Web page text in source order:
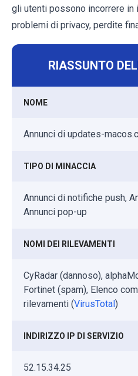
gli utenti possono incorrere
problemi di privacy, perdite
RIASSUNTO
NOME
Annunci di updates-
TIPO DI MINACCIA
Annunci di notifiche push,
Annunci pop-up
NOMI DEI RILEVAMENTI
CyRadar (dannoso),
Fortinet (spam), Elenco
rilevamenti (VirusTotal )
INDIRIZZO IP DI SERVIZIO
52.15.34.25